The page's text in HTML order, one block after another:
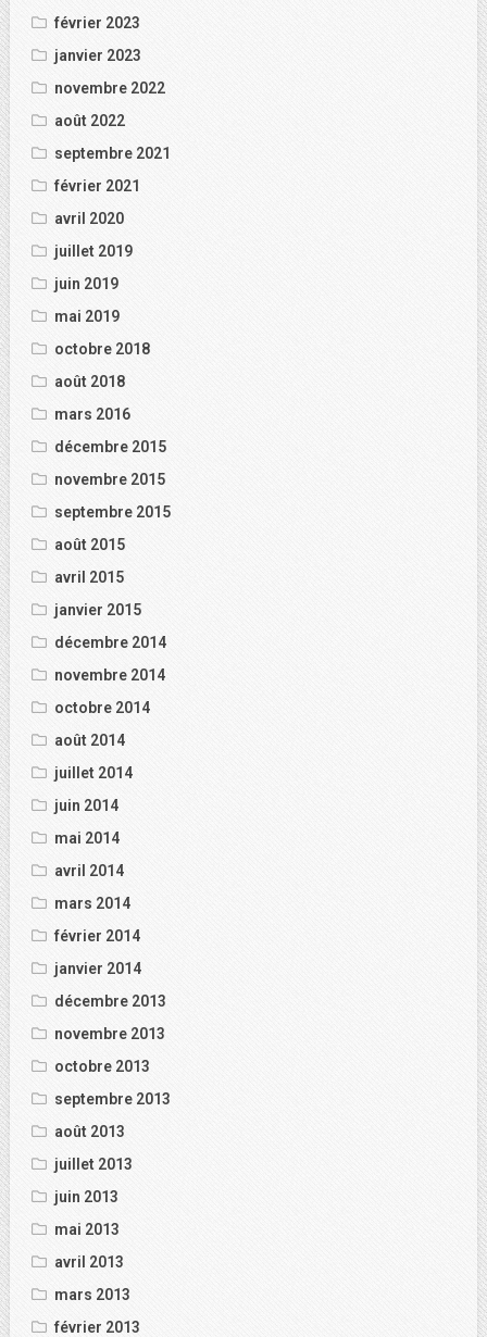
février 2023
janvier 2023
novembre 2022
août 2022
septembre 2021
février 2021
avril 2020
juillet 2019
juin 2019
mai 2019
octobre 2018
août 2018
mars 2016
décembre 2015
novembre 2015
septembre 2015
août 2015
avril 2015
janvier 2015
décembre 2014
novembre 2014
octobre 2014
août 2014
juillet 2014
juin 2014
mai 2014
avril 2014
mars 2014
février 2014
janvier 2014
décembre 2013
novembre 2013
octobre 2013
septembre 2013
août 2013
juillet 2013
juin 2013
mai 2013
avril 2013
mars 2013
février 2013